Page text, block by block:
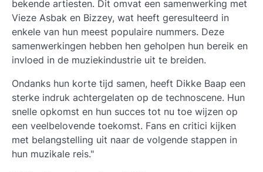
bekende artiesten. Dit omvat een samenwerking met
Vieze Asbak en Bizzey, wat heeft geresulteerd in
enkele van hun meest populaire nummers. Deze
samenwerkingen hebben hen geholpen hun bereik en
invloed in de muziekindustrie uit te breiden.
Ondanks hun korte tijd samen, heeft Dikke Baap een
sterke indruk achtergelaten op de technoscene. Hun
snelle opkomst en hun succes tot nu toe wijzen op
een veelbelovende toekomst. Fans en critici kijken
met belangstelling uit naar de volgende stappen in
hun muzikale reis."